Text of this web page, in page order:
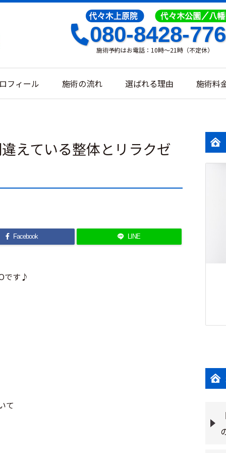
080-8428-
施術予約はお電話：10時～21時（不定休）
フィール 施術の流れ 選ばれる理由 施術料
えている整体とリラクゼ
Facebook LINE
です♪
て